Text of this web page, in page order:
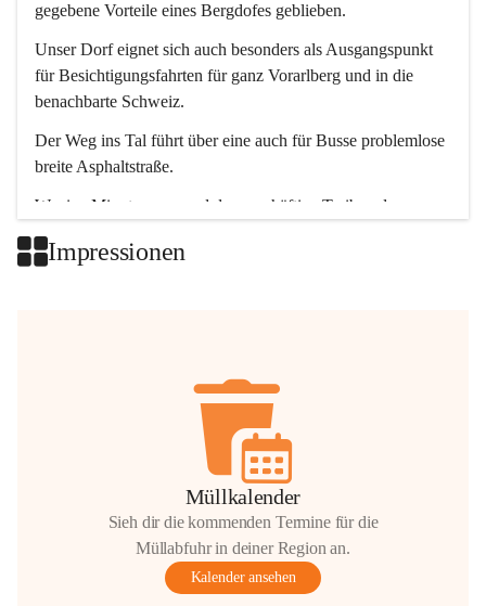
gegebene Vorteile eines Bergdofes geblieben.
Unser Dorf eignet sich auch besonders als Ausgangspunkt
für Besichtigungsfahrten für ganz Vorarlberg und in die
benachbarte Schweiz.
Der Weg ins Tal führt über eine auch für Busse problemlose
breite Asphaltstraße.
Wenige Minuten nur, und das geschäftige Treiben der
Impressionen
Müllkalender
Sieh dir die kommenden Termine für die
Müllabfuhr in deiner Region an.
Kalender ansehen